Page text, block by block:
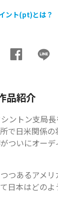
ント(pt)とは？
品紹介
ントン支局長
で日米関係
ついにオーデ
つあるアメリ
日本はどのよ